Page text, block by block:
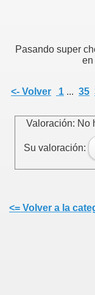
Pasando super
en
<- Volver 1 ... 35
Valoración: No
Su valoración:
<= Volver a la